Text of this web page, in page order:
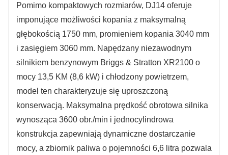
Pomimo kompaktowych rozmiarów, DJ14 oferuje
imponujące możliwości kopania z maksymalną
głębokością 1750 mm, promieniem kopania 3040 mm
i zasięgiem 3060 mm. Napędzany niezawodnym
silnikiem benzynowym Briggs & Stratton XR2100 o
mocy 13,5 KM (8,6 kW) i chłodzony powietrzem,
model ten charakteryzuje się uproszczoną
konserwacją. Maksymalna prędkość obrotowa silnika
wynosząca 3600 obr./min i jednocylindrowa
konstrukcja zapewniają dynamiczne dostarczanie
mocy, a zbiornik paliwa o pojemności 6,6 litra pozwala